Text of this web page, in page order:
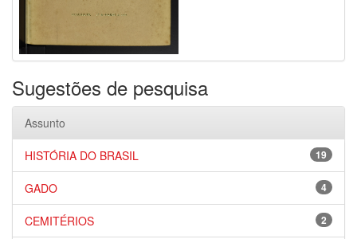
Sugestões de pesquisa
Assunto
19
HISTÓRIA DO BRASIL
4
GADO
2
CEMITÉRIOS